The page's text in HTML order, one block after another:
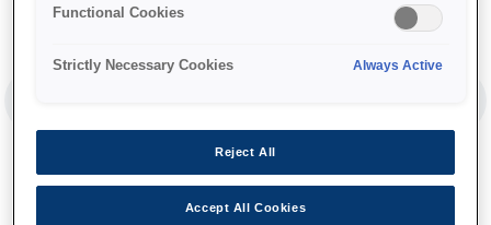
Functional Cookies
Strictly Necessary Cookies Always Active
Reject All
Accept All Cookies